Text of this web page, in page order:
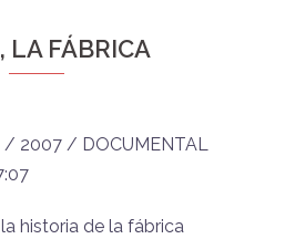
LA FÁBRICA
/ 2007 / DOCUMENTAL
historia de la fábrica